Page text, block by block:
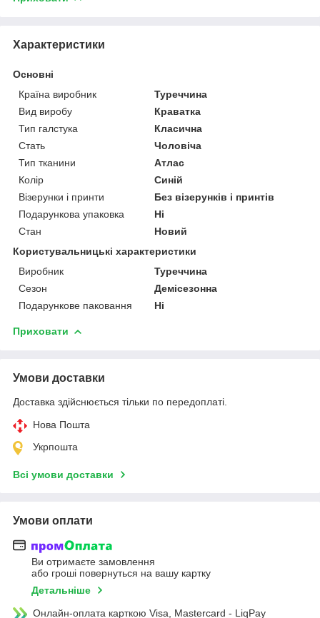
Характеристики
Основні
Країна виробник
Туреччина
Вид виробу
Краватка
Тип галстука
Класична
Стать
Чоловіча
Тип тканини
Атлас
Колір
Синій
Візерунки і принти
Без візерунків і принтів
Подарункова упаковка
Ні
Стан
Новий
Користувальницькі характеристики
Виробник
Туреччина
Сезон
Демісезонна
Подарункове паковання
Ні
Приховати
Умови доставки
Доставка здійснюється тільки по передоплаті.
Нова Пошта
Укрпошта
Всі умови доставки
Умови оплати
Ви отримаєте замовлення
або гроші повернуться на вашу картку
Детальніше
Онлайн-оплата карткою Visa, Mastercard - LiqPay